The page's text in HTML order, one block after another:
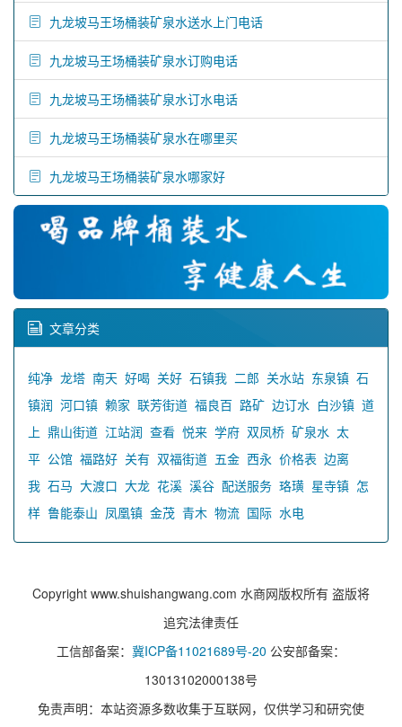
九龙坡马王场桶装矿泉水送水上门电话
九龙坡马王场桶装矿泉水订购电话
九龙坡马王场桶装矿泉水订水电话
九龙坡马王场桶装矿泉水在哪里买
九龙坡马王场桶装矿泉水哪家好
文章分类
纯净 龙塔 南天 好喝 关好 石镇我 二郎 关水站 东泉镇 石
镇润 河口镇 赖家 联芳街道 福良百 路矿 边订水 白沙镇 道
上 鼎山街道 江站润 查看 悦来 学府 双凤桥 矿泉水 太
平 公馆 福路好 关有 双福街道 五金 西永 价格表 边离
我 石马 大渡口 大龙 花溪 溪谷 配送服务 珞璜 星寺镇 怎
样 鲁能泰山 凤凰镇 金茂 青木 物流 国际 水电
Copyright www.shuishangwang.com 水商网版权所有 盗版将
追究法律责任
工信部备案： 冀ICP备11021689号-20 公安部备案：
13013102000138号
免责声明：本站资源多数收集于互联网，仅供学习和研究使